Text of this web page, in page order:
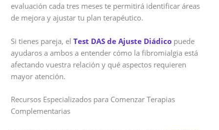
evaluación cada tres meses te permitirá identificar áreas
de mejora y ajustar tu plan terapéutico.
Si tienes pareja, elTest DAS de Ajuste Diádico puede
ayudaros a ambos a entender cómo la fibromialgia está
afectando vuestra relación y qué aspectos requieren
mayor atención.
Recursos Especializados para Comenzar Terapias
Complementarias